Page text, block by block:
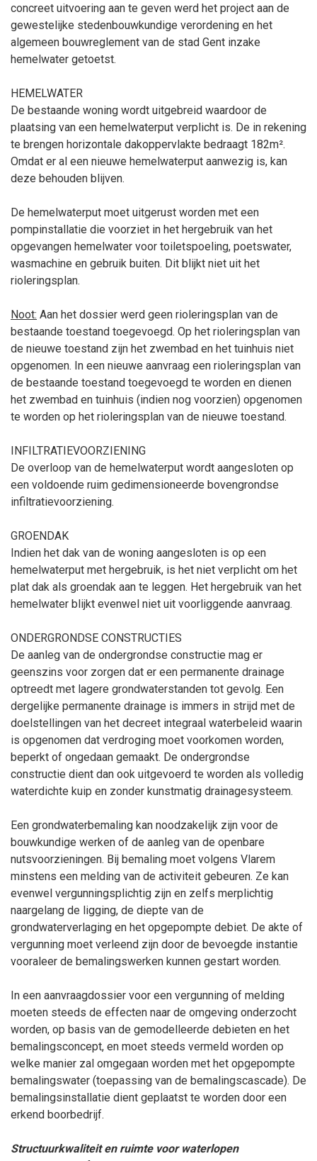
concreet uitvoering aan te geven werd het project aan de
gewestelijke stedenbouwkundige verordening en het
algemeen bouwreglement van de stad Gent inzake
hemelwater getoetst.
HEMELWATER
De bestaande woning wordt uitgebreid waardoor de
plaatsing van een hemelwaterput verplicht is. De in rekening
te brengen horizontale dakoppervlakte bedraagt 182m².
Omdat er al een nieuwe hemelwaterput aanwezig is, kan
deze behouden blijven.
De hemelwaterput moet uitgerust worden met een
pompinstallatie die voorziet in het hergebruik van het
opgevangen hemelwater voor toiletspoeling, poetswater,
wasmachine en gebruik buiten. Dit blijkt niet uit het
rioleringsplan.
Noot: Aan het dossier werd geen rioleringsplan van de
bestaande toestand toegevoegd. Op het rioleringsplan van
de nieuwe toestand zijn het zwembad en het tuinhuis niet
opgenomen. In een nieuwe aanvraag een rioleringsplan van
de bestaande toestand toegevoegd te worden en dienen
het zwembad en tuinhuis (indien nog voorzien) opgenomen
te worden op het rioleringsplan van de nieuwe toestand.
INFILTRATIEVOORZIENING
De overloop van de hemelwaterput wordt aangesloten op
een voldoende ruim gedimensioneerde bovengrondse
infiltratievoorziening.
GROENDAK
Indien het dak van de woning aangesloten is op een
hemelwaterput met hergebruik, is het niet verplicht om het
plat dak als groendak aan te leggen. Het hergebruik van het
hemelwater blijkt evenwel niet uit voorliggende aanvraag.
ONDERGRONDSE CONSTRUCTIES
De aanleg van de ondergrondse constructie mag er
geenszins voor zorgen dat er een permanente drainage
optreedt met lagere grondwaterstanden tot gevolg. Een
dergelijke permanente drainage is immers in strijd met de
doelstellingen van het decreet integraal waterbeleid waarin
is opgenomen dat verdroging moet voorkomen worden,
beperkt of ongedaan gemaakt. De ondergrondse
constructie dient dan ook uitgevoerd te worden als volledig
waterdichte kuip en zonder kunstmatig drainagesysteem.
Een grondwaterbemaling kan noodzakelijk zijn voor de
bouwkundige werken of de aanleg van de openbare
nutsvoorzieningen. Bij bemaling moet volgens Vlarem
minstens een melding van de activiteit gebeuren. Ze kan
evenwel vergunningsplichtig zijn en zelfs merplichtig
naargelang de ligging, de diepte van de
grondwaterverlaging en het opgepompte debiet. De akte of
vergunning moet verleend zijn door de bevoegde instantie
vooraleer de bemalingswerken kunnen gestart worden.
In een aanvraagdossier voor een vergunning of melding
moeten steeds de effecten naar de omgeving onderzocht
worden, op basis van de gemodelleerde debieten en het
bemalingsconcept, en moet steeds vermeld worden op
welke manier zal omgegaan worden met het opgepompte
bemalingswater (toepassing van de bemalingscascade). De
bemalingsinstallatie dient geplaatst te worden door een
erkend boorbedrijf.
Structuurkwaliteit en ruimte voor waterlopen